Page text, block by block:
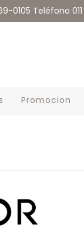
0105 Teléfono
Promocion